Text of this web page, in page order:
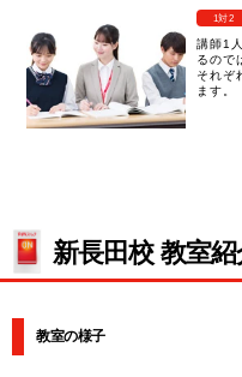
1対2
講師1
るので
それぞ
ます。
新長田校 教室紹
教室の様子